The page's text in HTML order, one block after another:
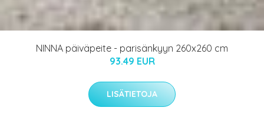
NINNA päiväpeite - parisänkyyn 260x260 cm
93.49 EUR
LISÄTIETOJA